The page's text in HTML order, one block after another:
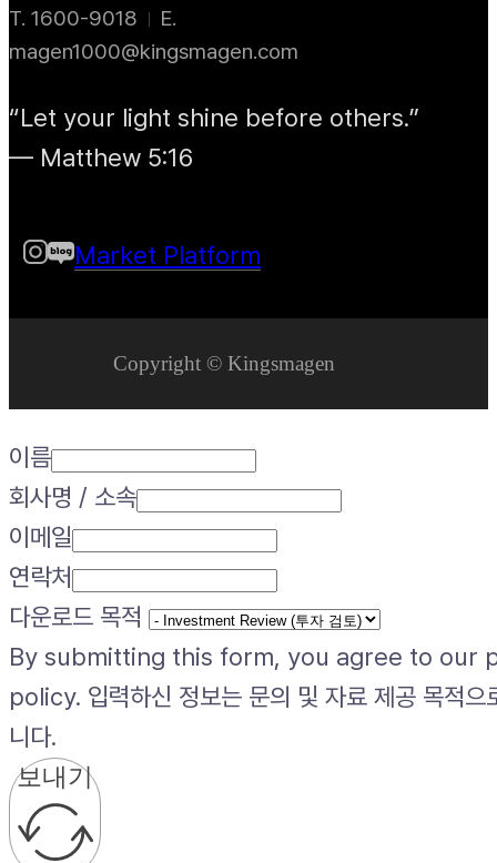
T. 1600-9018
E.
magen1000@kingsmagen.com
“Let your light shine before others.”
— Matthew 5:16
Market Platform
Copyright © Kingsmagen
이름
회사명 / 소속
이메일
연락처
다운로드 목적
By submitting this form, you agree to our
policy. 입력하신 정보는 문의 및 자료 제공 목적으
니다.
보내기